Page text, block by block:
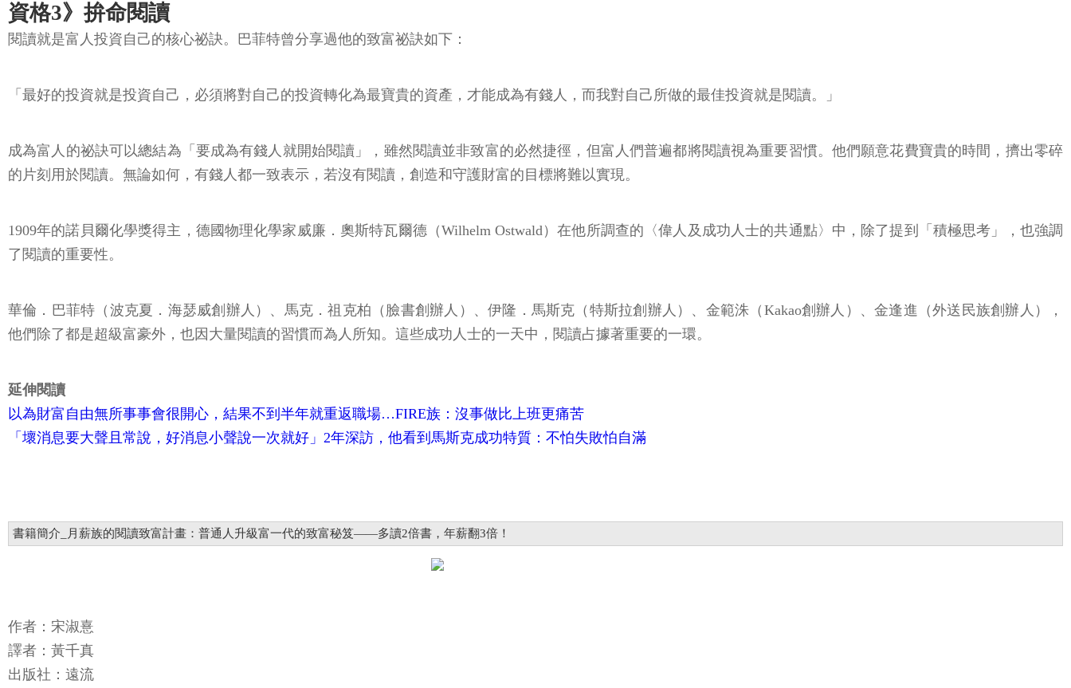
資格3》拚命閱讀
閱讀就是富人投資自己的核心祕訣。巴菲特曾分享過他的致富祕訣如下：
「最好的投資就是投資自己，必須將對自己的投資轉化為最寶貴的資產，才能成為有錢人，而我對自己所做的最佳投資就是閱讀。」
成為富人的祕訣可以總結為「要成為有錢人就開始閱讀」，雖然閱讀並非致富的必然捷徑，但富人們普遍都將閱讀視為重要習慣。他們願意花費寶貴的時間，擠出零碎
的片刻用於閱讀。無論如何，有錢人都一致表示，若沒有閱讀，創造和守護財富的目標將難以實現。
1909年的諾貝爾化學獎得主，德國物理化學家威廉．奧斯特瓦爾德（Wilhelm Ostwald）在他所調查的〈偉人及成功人士的共通點〉中，除了提到「積極思考」，也強調
了閱讀的重要性。
華倫．巴菲特（波克夏．海瑟威創辦人）、馬克．祖克柏（臉書創辦人）、伊隆．馬斯克（特斯拉創辦人）、金範洙（Kakao創辦人）、金逢進（外送民族創辦人），
他們除了都是超級富豪外，也因大量閱讀的習慣而為人所知。這些成功人士的一天中，閱讀占據著重要的一環。
延伸閱讀
以為財富自由無所事事會很開心，結果不到半年就重返職場…FIRE族：沒事做比上班更痛苦
「壞消息要大聲且常說，好消息小聲說一次就好」2年深訪，他看到馬斯克成功特質：不怕失敗怕自滿
書籍簡介_月薪族的閱讀致富計畫：普通人升級富一代的致富秘笈——多讀2倍書，年薪翻3倍！
作者：宋淑憙
譯者：黃千真
出版社：遠流